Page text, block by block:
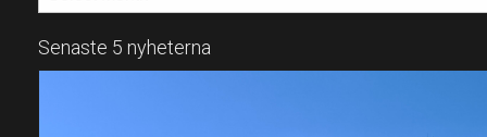
Senaste 5 nyheterna